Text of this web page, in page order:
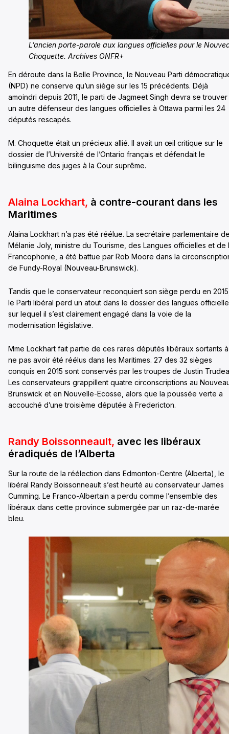
L’ancien porte-parole aux langues officielles pour le
Choquette. Archives ONFR+
En déroute dans la Belle Province, le Nouveau Parti
(NPD) ne conserve qu’un siège sur les 15 précédents. Déjà
amoindri depuis 2011, le parti de Jagmeet Singh devra se trouver
un autre défenseur des langues officielles à Ottawa parmi les 24
députés rescapés.
M. Choquette était un précieux allié. Il avait un œil critique sur le
dossier de l’Université de l’Ontario français et défendait le
bilinguisme des juges à la Cour suprême.
Alaina Lockhart, à contre-courant dans les
Maritimes
Alaina Lockhart n’a pas été réélue. La secrétaire parlementaire
Mélanie Joly, ministre du Tourisme, des Langues officielles et de
Francophonie, a été battue par Rob Moore dans la
de Fundy-Royal (Nouveau-Brunswick).
Tandis que le conservateur reconquiert son siège perdu en
le Parti libéral perd un atout dans le dossier des langues
sur lequel il s’est clairement engagé dans la voie de la
modernisation législative.
Mme Lockhart fait partie de ces rares députés libéraux sortants à
ne pas avoir été réélus dans les Maritimes. 27 des 32 sièges
conquis en 2015 sont conservés par les troupes de Justin
Les conservateurs grappillent quatre circonscriptions au
Brunswick et en Nouvelle-Ecosse, alors que la poussée verte a
accouché d’une troisième députée à Fredericton.
Randy Boissonneault, avec les libéraux
éradiqués de l’Alberta
Sur la route de la réélection dans Edmonton-Centre (Alberta), le
libéral Randy Boissonneault s’est heurté au conservateur James
Cumming. Le Franco-Albertain a perdu comme l’ensemble des
libéraux dans cette province submergée par un raz-de-marée
bleu.